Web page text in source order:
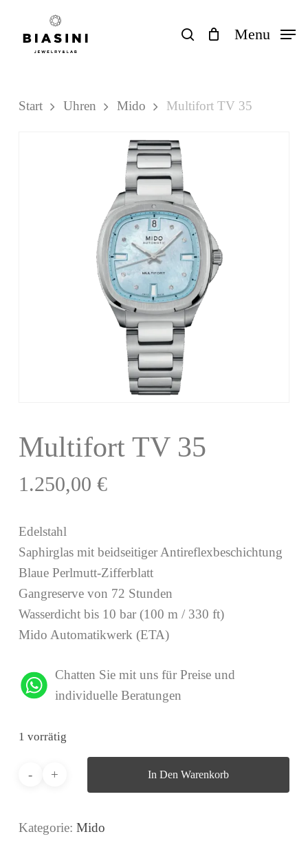
search Menu
Einkaufswagen
Close
Cart
Start Uhren Mido Multifort TV 35
Multifort TV 35
1.250,00 €
Edelstahl
Saphirglas mit beidseitiger Antireflexbeschichtung
Blaue Perlmutt-Zifferblatt
Gangreserve von 72 Stunden
Wasserdicht bis 10 bar (100 m / 330 ft)
Mido Automatikwerk (ETA)
Chatten Sie mit uns für Preise und
individuelle Beratungen
1 vorrätig
In Den Warenkorb
Kategorie: Mido